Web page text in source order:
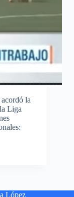
la
Liga
López